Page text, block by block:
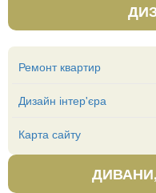
Ремонт квартир
Дизайн інтер'єра
Карта сайту